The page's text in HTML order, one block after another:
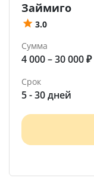
Займиго
3.0
Сумма
4 000 – 30 000 ₽
Срок
5 - 30 дней